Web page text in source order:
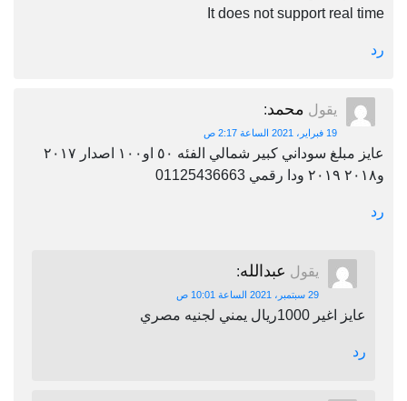
It does not support real time
رد
يقول محمد:
19 فبراير، 2021 الساعة 2:17 ص
عايز مبلغ سوداني كبير شمالي الفئه ٥٠ او١٠٠ اصدار ٢٠١٧
و٢٠١٨ ٢٠١٩ ودا رقمي 01125436663
رد
يقول عبدالله:
29 سبتمبر، 2021 الساعة 10:01 ص
عايز اغير 1000ريال يمني لجنيه مصري
رد